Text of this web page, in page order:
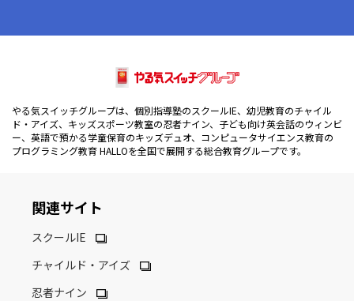
やる気スイッチグループは、個別指導塾のスクールIE、幼児教育のチャイル
ド・アイズ、キッズスポーツ教室の忍者ナイン、子ども向け英会話のウィンビ
ー、英語で預かる学童保育のキッズデュオ、コンピュータサイエンス教育の
プログラミング教育 HALLOを全国で展開する総合教育グループです。
関連サイト
スクールIE
チャイルド・アイズ
忍者ナイン